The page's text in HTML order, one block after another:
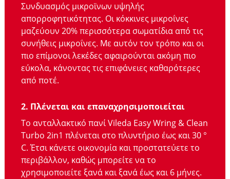
Συνδυασμός μικροϊνων υψηλής
απορροφητικότητας. Οι κόκκινες μικροΐνες
μαζεύουν 20% περισσότερα σωματίδια από τις
συνήθεις μικροΐνες. Με αυτόν τον τρόπο και οι
πιο επίμονοι λεκέδες αφαιρούνται ακόμη πιο
εύκολα, κάνοντας τις επιφάνειες καθαρότερες
από ποτέ.
2. Πλένεται και επαναχρησιμοποιείται
Το ανταλλακτικό πανί Vileda Easy Wring & Clean
Turbo 2in1 πλένεται στο πλυντήριο έως και 30 °
C. Έτσι κάνετε οικονομία και προστατεύετε το
περιβάλλον, καθώς μπορείτε να το
χρησιμοποιείτε ξανά και ξανά έως και 6 μήνες.